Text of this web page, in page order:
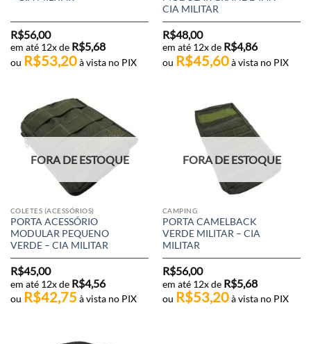
R$56,00
em até 12x de R$5,68
ou R$53,20 à vista no PIX
CIA MILITAR
R$48,00
em até 12x de R$4,86
ou R$45,60 à vista no PIX
FORA DE ESTOQUE
COLETES (ACESSÓRIOS)
PORTA ACESSÓRIO
MODULAR PEQUENO
VERDE – CIA MILITAR
R$45,00
em até 12x de R$4,56
ou R$42,75 à vista no PIX
FORA DE ESTOQUE
CAMPING
PORTA CAMELBACK
VERDE MILITAR – CIA
MILITAR
R$56,00
em até 12x de R$5,68
ou R$53,20 à vista no PIX